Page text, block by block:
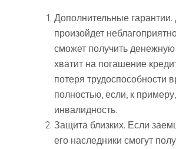
Дополнительные
произойдет
сможет получить
хватит на погашение
потеря трудоспособности
полностью, если, к
инвалидность.
Защита близких. Если
его наследники смогут